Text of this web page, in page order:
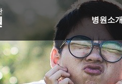
병원소개